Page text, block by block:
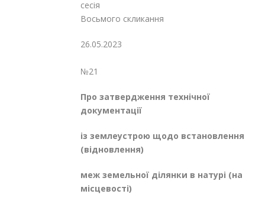
сесія
Восьмого скликання
26.05.2023
№21
Про затвердження технічної
документації
із землеустрою щодо встановлення
(відновлення)
меж земельної ділянки в натурі (на
місцевості)